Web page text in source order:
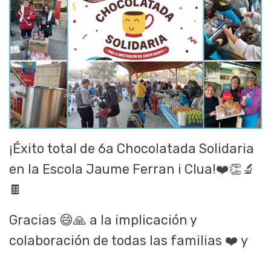
¡Éxito total de 6a Chocolatada Solidaria
en la Escola Jaume Ferran i Clua!❤️👏🔬
🍫
Gracias 😄🙏 a la implicación y
colaboración de todas las familias ❤️ y